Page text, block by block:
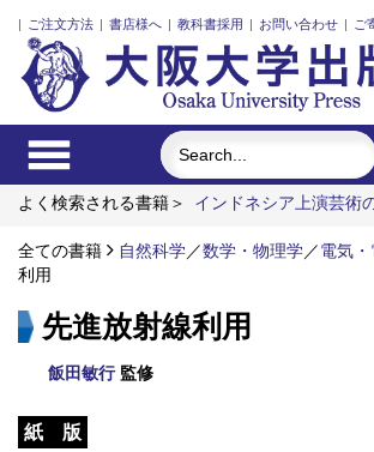
| ご注文方法 | 書店様へ | 教科書採用 | お問い合わせ | ご
よく検索される書籍＞
インドネシア上演芸術
本人
明治・大正・昭和の細菌学者たち
近代
家の諸系譜
全ての書籍 自然科学／数学・物理学／電気
利用
先進放射線利用
飯田敏行監修
紙 版